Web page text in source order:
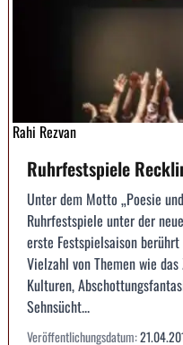
Rahi Rezvan
Ruhrfestspiele
Unter dem Motto „Poesie
Ruhrfestspiele unter der
erste Festspielsaison
Vielzahl von Themen wie
Kulturen,
Sehnsücht...
Veröffentlichungsdatum: